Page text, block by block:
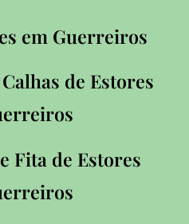
em Guerreiros
de Estores
Fita de Estores